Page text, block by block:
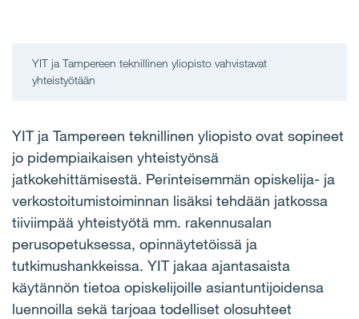
YIT ja Tampereen teknillinen yliopisto vahvistavat
yhteistyötään
YIT ja Tampereen teknillinen yliopisto ovat sopineet
jo pidempiaikaisen yhteistyönsä
jatkokehittämisestä. Perinteisemmän opiskelija- ja
verkostoitumistoiminnan lisäksi tehdään jatkossa
tiiviimpää yhteistyötä mm. rakennusalan
perusopetuksessa, opinnäytetöissä ja
tutkimushankkeissa. YIT jakaa ajantasaista
käytännön tietoa opiskelijoille asiantuntijoidensa
luennoilla sekä tarjoaa todelliset olosuhteet